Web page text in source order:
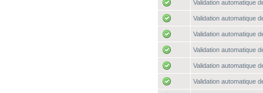
Validation automatique
Validation automatique
Validation automatique
Validation automatique
Validation automatique
Validation automatique